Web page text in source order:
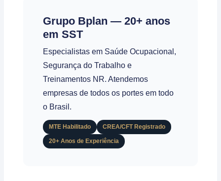
Grupo Bplan — 20+ anos
em SST
Especialistas em Saúde Ocupacional,
Segurança do Trabalho e
Treinamentos NR. Atendemos
empresas de todos os portes em todo
o Brasil.
MTE Habilitado CREA/CFT Registrado
20+ Anos de Experiência